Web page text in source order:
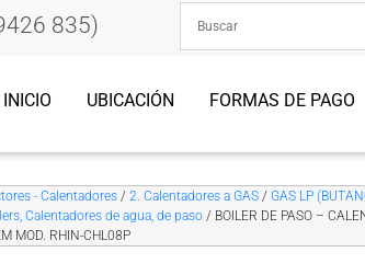
835)
INICIO UBICACIÓN FORMAS DE PAGO
- Calentadores /2. Calentadores a GAS /GAS LP
Calentadores de agua, de paso / BOILER DE PASO –
MOD. RHIN-CHL08P